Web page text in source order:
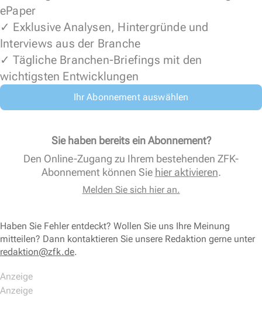
ePaper
✓ Exklusive Analysen, Hintergründe und
Interviews aus der Branche
✓ Tägliche Branchen-Briefings mit den
wichtigsten Entwicklungen
Ihr Abonnement auswählen
Sie haben bereits ein Abonnement?
Den Online-Zugang zu Ihrem bestehenden ZFK-
Abonnement können Sie hier aktivieren.
Melden Sie sich hier an.
Haben Sie Fehler entdeckt? Wollen Sie uns Ihre Meinung
mitteilen? Dann kontaktieren Sie unsere Redaktion gerne unter
redaktion@zfk.de.